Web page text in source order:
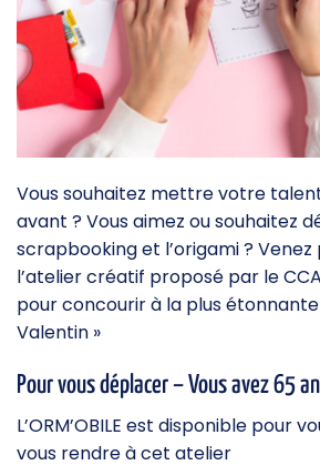
Vous souhaitez mettre votre
avant ? Vous aimez ou souhaitez
scrapbooking et l’origami ?
l’atelier créatif proposé par le
pour concourir à la plus
Valentin »
Pour vous déplacer – Vous avez 65
L’ORM’OBILE est disponible pour
vous rendre à cet atelier